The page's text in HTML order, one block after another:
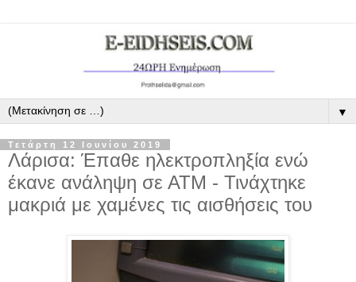
▼
Τετάρτη 12 Ιουνίου 2019
Λάρισα: Έπαθε ηλεκτροπληξία ενώ
έκανε ανάληψη σε ΑΤΜ - Τινάχτηκε
μακριά με χαμένες τις αισθήσεις του